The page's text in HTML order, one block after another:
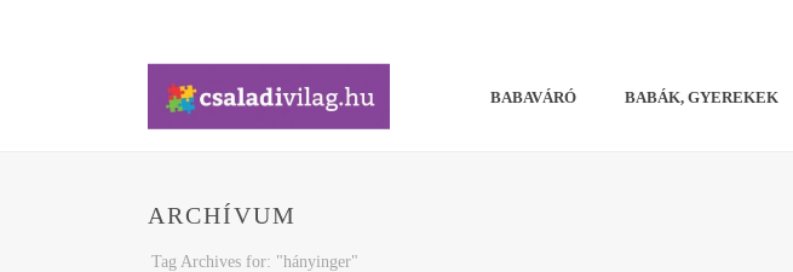
BABAVÁRÓ BABÁK, GYEREKEK
ARCHÍVUM
Tag Archives for: "hányinger"